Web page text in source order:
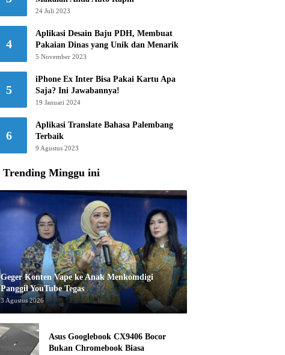
24 Juli 2023
4
Aplikasi Desain Baju PDH, Membuat
Pakaian Dinas yang Unik dan Menarik
5 November 2023
5
iPhone Ex Inter Bisa Pakai Kartu Apa
Saja? Ini Jawabannya!
19 Januari 2024
6
Aplikasi Translate Bahasa Palembang
Terbaik
9 Agustus 2023
Trending Minggu ini
Geger Konten Vape ke Anak Menkomdigi
Panggil YouTube Tegas
3 Agustus 2026
Asus Googlebook CX9406 Bocor
Bukan Chromebook Biasa